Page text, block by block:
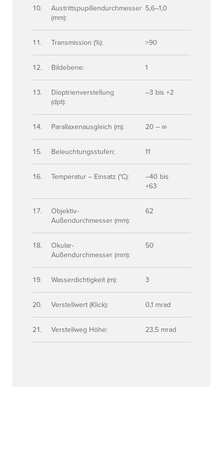
Austrittspupillendurchmesser
(mm):
5,6–1,0
Transmission (%): >90
Bildebene: 1
Dioptrienverstellung
(dpt):
–3 bis +2
Parallaxenausgleich (m): 20 – ∞
Beleuchtungsstufen: 11
Temperatur – Einsatz (°C):
–40 bis
+63
Objektiv-
Außendurchmesser (mm):
62
Okular-
Außendurchmesser (mm):
50
Wasserdichtigkeit (m): 3
Verstellwert (Klick): 0,1 mrad
Verstellweg Höhe: 23,5 mrad